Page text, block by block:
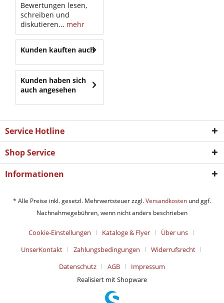
Bewertungen lesen,
schreiben und
diskutieren... mehr
Kunden kauften auch
Kunden haben sich
auch angesehen
Service Hotline
Shop Service
Informationen
* Alle Preise inkl. gesetzl. Mehrwertsteuer zzgl.Versandkosten und ggf.
Nachnahmegebühren, wenn nicht anders beschrieben
Cookie-Einstellungen Kataloge & Flyer
Über uns
UnserKontakt
Zahlungsbedingungen
Widerrufsrecht
Datenschutz
AGB
Impressum
Realisiert mit Shopware